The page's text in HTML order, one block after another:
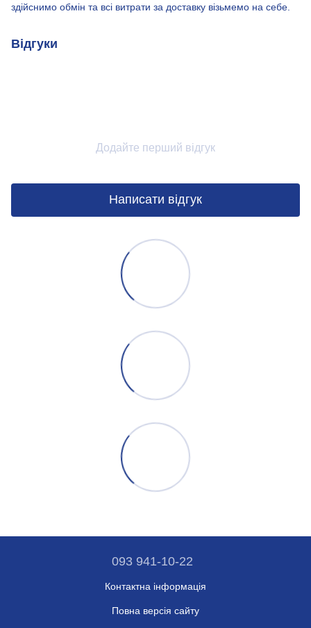
здійснимо обмін та всі витрати за доставку візьмемо на себе.
Відгуки
Додайте перший відгук
Написати відгук
093 941-10-22
Контактна інформація
Повна версія сайту